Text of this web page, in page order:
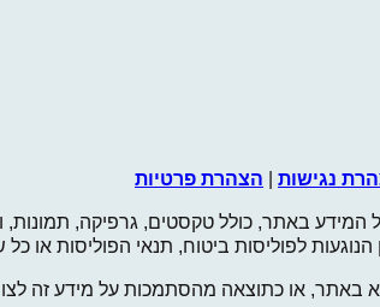
נגישות
הצהרת פרטיות
המידע באתר, כולל טקסטים, גרפיקה, תמונות,
הנוגעות לפוליסות ביטוח, תנאי הפוליסות
או כתוצאה מהסתמכות על מידע זה